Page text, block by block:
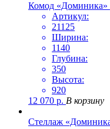
Комод «Доминика»
Артикул:
21125
Ширина:
1140
Глубина:
350
Высота:
920
12 070 р. В корзину
Стеллаж